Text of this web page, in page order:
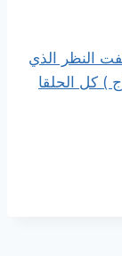
النظر الذي
) كل الحلقا